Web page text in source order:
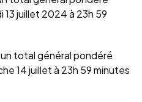
juillet 2024 à 23h 59
total général pondéré
14 juillet à 23h 59 minutes